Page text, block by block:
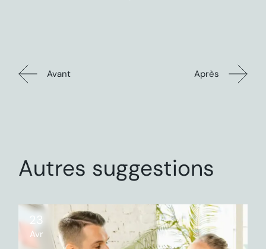
Avant Après
Autres suggestions
23
Avr